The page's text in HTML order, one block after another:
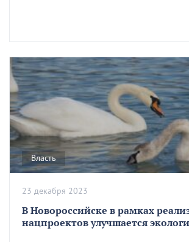
Власть
В Новороссийске в рамках
нацпроектов улучшается
23 декабря 2023